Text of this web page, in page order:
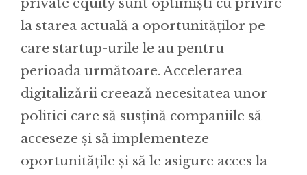
la starea actuală a oportunităților pe
care startup-urile le au pentru
perioada următoare. Accelerarea
digitalizării creează necesitatea unor
politici care să susțină companiile să
acceseze și să implementeze
oportunitățile și să le asigure acces la